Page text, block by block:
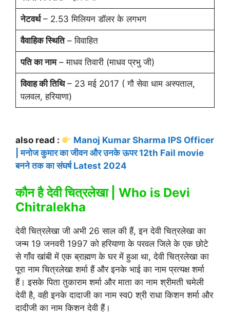
नेटवर्थ– 2.53 मिलियन डॉलर के लगभग
वैवाहिक स्थिति– विवाहित
पति का नाम– माधव तिवारी (माधव प्रभु जी)
विवाह की तिथि– 23 मई 2017 ( गौ सेवा धाम अस्पताल,
पलवल, हरियाणा)
also read :
Manoj Kumar Sharma IPS Officer
| मनोज कुमार का जीवन और उनके ऊपर 12th Fail movie
बनने तक का संघर्ष Latest 2024
कौन है देवी चित्रलेखा | Who is Devi
Chitralekha
देवी चित्रलेखा जी अभी 26 साल की हैं, इन देवी चित्रलेखा का
जन्म 19 जनवरी 1997 को हरियाणा के परवल जिले के एक छोटे
से गाँव खांबी में एक ब्राह्मण के घर में हुआ था, देवी चित्रलेखा का
पूरा नाम चित्रलेखा शर्मा हैं और इनके भाई का नाम प्रत्यक्ष शर्मा
हैं। इसके पिता तुकाराम शर्मा और माता का नाम श्रीमती चमेली
देवी है, वही इनके दादाजी का नाम स्व0 श्री राधा किशन शर्मा और
दादीजी का नाम किशन देवी हैं।